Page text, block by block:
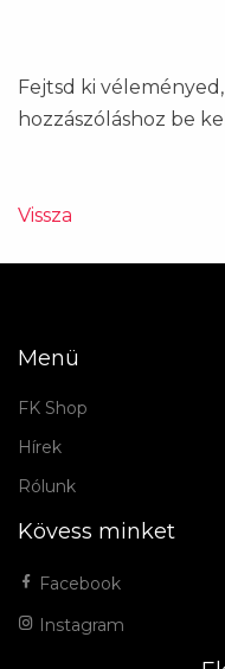
Fejtsd ki
hozzászóláshoz be
Vissza
Menü
FK Shop
Hírek
Rólunk
Kövess minket
Facebook
Instagram